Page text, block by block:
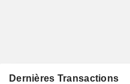
Dernières Transactions